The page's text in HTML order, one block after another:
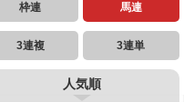
枠連 馬連
3連複 3連単
人気順